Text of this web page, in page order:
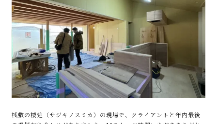
桟敷の棲処（サジキノスミカ）の現場で、クライアントと年内最後